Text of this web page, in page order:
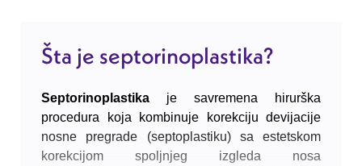
Usluge koje nudimo
O nama
Šta je septorinoplastika?
Septorinoplastika je savremena hirurška
procedura koja kombinuje korekciju devijacije
nosne pregrade (septoplastiku) sa estetskom
korekcijom spoljnjeg izgleda nosa